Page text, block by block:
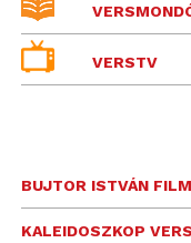
VERSTV
BUJTOR ISTVÁN
KALEIDOSZKOP